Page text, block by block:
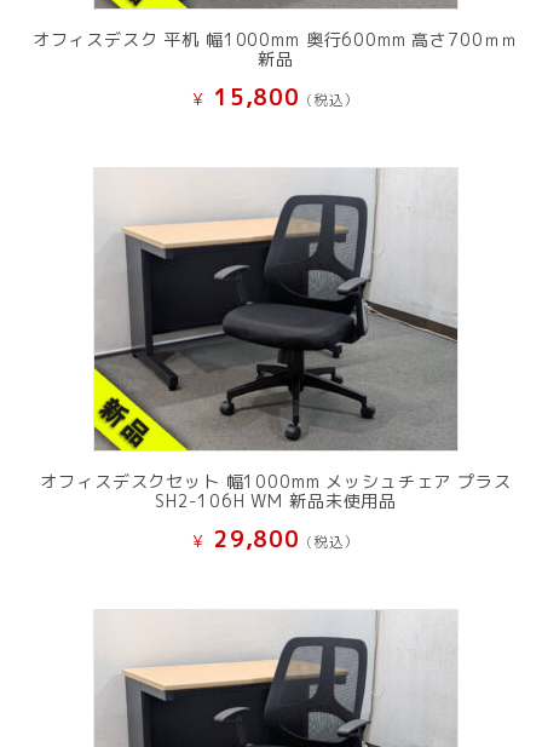
オフィスデスク 平机 幅1000mm 奥行600mm 高さ700ｍｍ
新品
¥ 15,800 (税込）
オフィスデスクセット 幅1000mm メッシュチェア プラス
SH2-106H WM 新品未使用品
¥ 29,800 (税込）